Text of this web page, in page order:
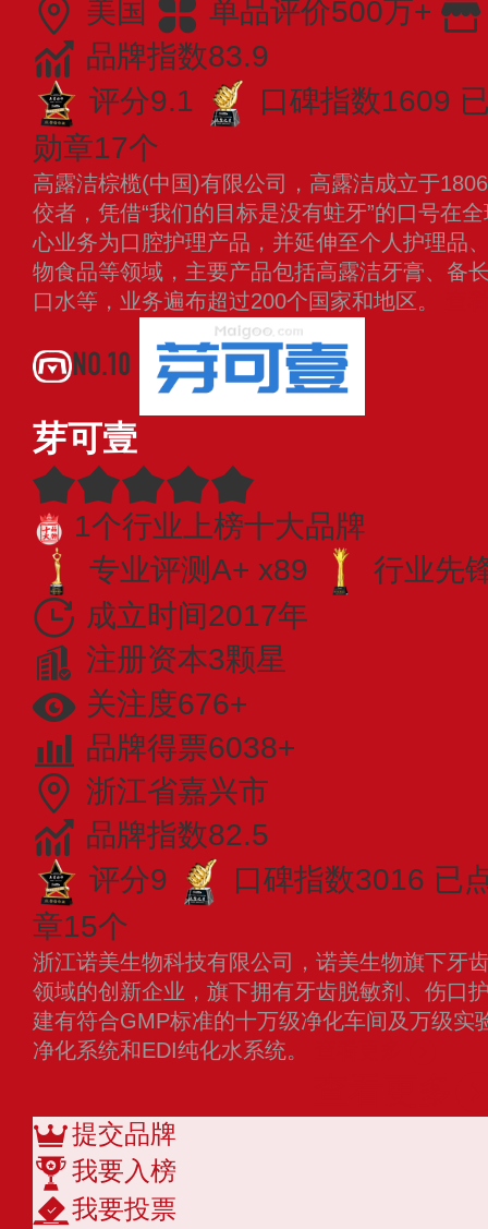
美国
单品评价500万+
品牌指数83.9
评分9.1
口碑指数1609
勋章17个
高露洁棕榄(中国)有限公司，高露洁成立于
佼者，凭借“我们的目标是没有蛀牙”的口号在
心业务为口腔护理产品，并延伸至个人护理品
物食品等领域，主要产品包括高露洁牙膏、备
口水等，业务遍布超过200个国家和地区。
NO.10
芽可壹
1个行业上榜十大品牌
专业评测A+ x89
行业先
成立时间2017年
注册资本3颗星
关注度676+
品牌得票6038+
浙江省嘉兴市
品牌指数82.5
评分9
口碑指数3016 已
章15个
浙江诺美生物科技有限公司，诺美生物旗下牙
领域的创新企业，旗下拥有牙齿脱敏剂、伤口
建有符合GMP标准的十万级净化车间及万级实
净化系统和EDI纯化水系统。
提交品牌
我要入榜
我要投票